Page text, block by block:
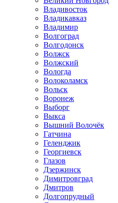
Владивосток
Владикавказ
Владимир
Волгоград
Волгодонск
Волжск
Волжский
Вологда
Волоколамск
Вольск
Воронеж
Выборг
Выкса
Вышний Волочёк
Гатчина
Геленджик
Георгиевск
Глазов
Дзержинск
Димитровград
Дмитров
Долгопрудный